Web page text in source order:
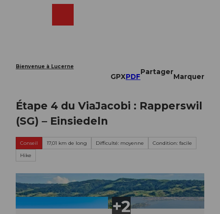
Bienvenue à Lucerne
GPXPDF
Partager
Marquer
Étape 4 du ViaJacobi : Rapperswil
(SG) – Einsiedeln
Conseil 17,01 km de long Difficulté: moyenne
Condition: facile
Hike